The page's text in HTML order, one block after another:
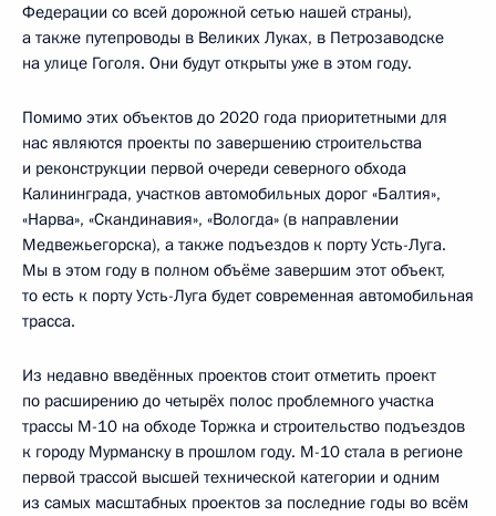
Федерации со всей дорожной сетью нашей страны),
а также путепроводы в Великих Луках, в Петрозаводске
на улице Гоголя. Они будут открыты уже в этом году.
Помимо этих объектов до 2020 года приоритетными для
нас являются проекты по завершению строительства
и реконструкции первой очереди северного обхода
Калининграда, участков автомобильных дорог «Балтия»,
«Нарва», «Скандинавия», «Вологда» (в направлении
Медвежьегорска), а также подъездов к порту Усть-Луга.
Мы в этом году в полном объёме завершим этот объект,
то есть к порту Усть-Луга будет современная автомобильная
трасса.
Из недавно введённых проектов стоит отметить проект
по расширению до четырёх полос проблемного участка
трассы М-10 на обходе Торжка и строительство подъездов
к городу Мурманску в прошлом году. М-10 стала в регионе
первой трассой высшей технической категории и одним
из самых масштабных проектов за последние годы во всём